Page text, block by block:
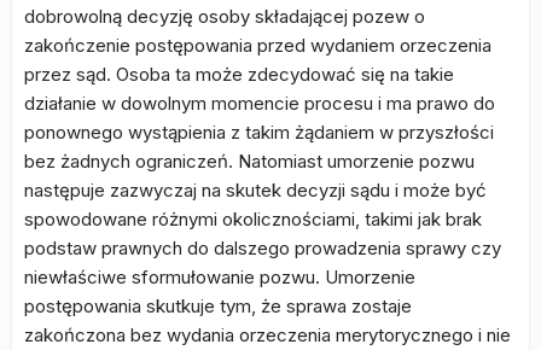
dobrowolną decyzję osoby składającej pozew o
zakończenie postępowania przed wydaniem orzeczenia
przez sąd. Osoba ta może zdecydować się na takie
działanie w dowolnym momencie procesu i ma prawo do
ponownego wystąpienia z takim żądaniem w przyszłości
bez żadnych ograniczeń. Natomiast umorzenie pozwu
następuje zazwyczaj na skutek decyzji sądu i może być
spowodowane różnymi okolicznościami, takimi jak brak
podstaw prawnych do dalszego prowadzenia sprawy czy
niewłaściwe sformułowanie pozwu. Umorzenie
postępowania skutkuje tym, że sprawa zostaje
zakończona bez wydania orzeczenia merytorycznego i nie